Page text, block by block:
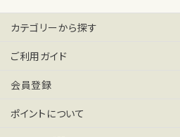
カテゴリーから探す
ご利用ガイド
会員登録
ポイントについて